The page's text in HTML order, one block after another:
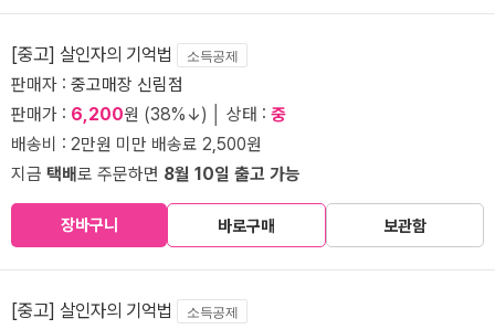
[중고] 살인자의 기억법 소득공제
판매자 : 중고매장 신림점
판매가 : 6,200원 (38%↓) │ 상태 : 중
배송비 : 2만원 미만 배송료 2,500원
지금 택배로 주문하면 8월 10일 출고 가능
장바구니 바로구매 보관함
[중고] 살인자의 기억법 소득공제